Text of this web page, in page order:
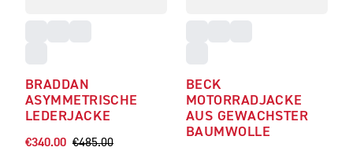
BRADDAN
ASYMMETRISCHE
LEDERJACKE
€340.00 €485.00
BECK
MOTORRADJACKE
AUS GEWACHSTER
BAUMWOLLE